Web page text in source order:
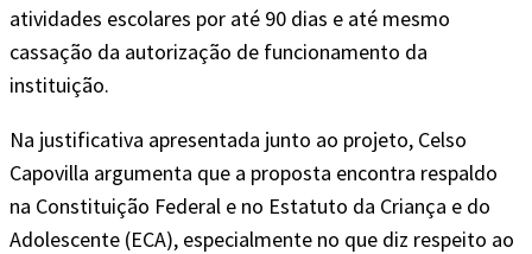
atividades escolares por até 90 dias e até mesmo
cassação da autorização de funcionamento da
instituição.
Na justificativa apresentada junto ao projeto, Celso
Capovilla argumenta que a proposta encontra respaldo
na Constituição Federal e no Estatuto da Criança e do
Adolescente (ECA), especialmente no que diz respeito ao